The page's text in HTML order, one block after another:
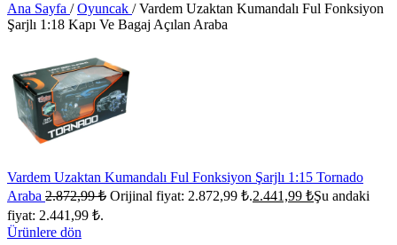
Ana Sayfa / Oyuncak / Vardem Uzaktan Kumandalı Ful Fonksiyon
Şarjlı 1:18 Kapı Ve Bagaj Açılan Araba
Vardem Uzaktan Kumandalı Ful Fonksiyon Şarjlı 1:15 Tornado
Araba 2.872,99₺ Orijinal fiyat: 2.872,99 ₺.2.441,99 ₺Şu andaki
fiyat: 2.441,99 ₺.
Ürünlere dön